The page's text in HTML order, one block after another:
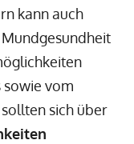
kann auch
sowie vom
sich über